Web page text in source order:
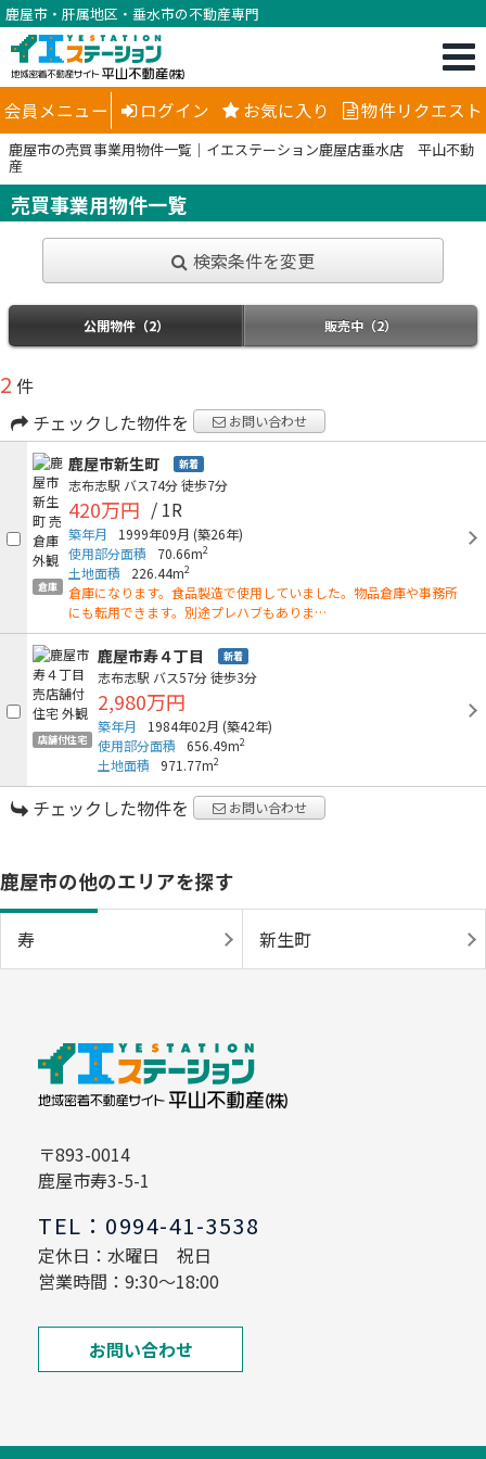
鹿屋市・肝属地区・垂水市の不動産専門
会員メニュー ログイン お気に入り 物件リクエスト
鹿屋市の売買事業用物件一覧｜イエステーション鹿屋店垂水店 平山不動
産
売買事業用物件一覧
検索条件を変更
公開物件（2） 販売中（2）
2 件
チェックした物件を
お問い合わせ
倉庫
鹿屋市新生町 新着
志布志駅 バス74分徒歩7分
420万円 / 1R
築年月 1999年09月 (築26年)
使用部分面積
70.66m2
土地面積 226.44m2
倉庫になります。食品製造で使用していました。物品倉庫や事務所
にも転用できます。別途プレハブもありま…
店舗付住宅
鹿屋市寿４丁目 新着
志布志駅 バス57分徒歩3分
2,980万円
築年月 1984年02月 (築42年)
使用部分面積
656.49m2
土地面積 971.77m2
チェックした物件を お問い合わせ
鹿屋市の他のエリアを探す
寿 新生町
〒893-0014
鹿屋市寿3-5-1
TEL：0994-41-3538
定休日：水曜日 祝日
営業時間：9:30～18:00
お問い合わせ